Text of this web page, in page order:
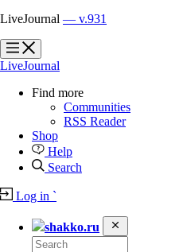
LiveJournal — v.931
?
?
LiveJournal
Find more
Communities
RSS Reader
Shop
Help
Search
Log in `
shakko.ru